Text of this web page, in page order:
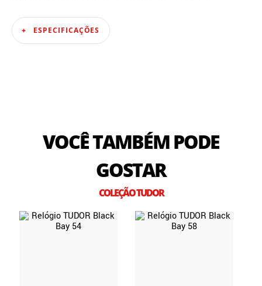
ESPECIFICAÇÕES
VOCÊ TAMBÉM PODE
GOSTAR
COLEÇÃO TUDOR